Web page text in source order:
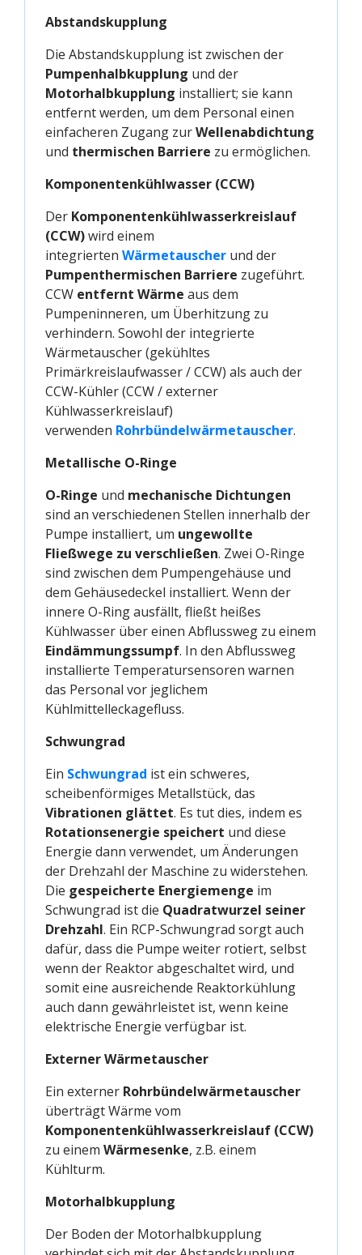
Abstandskupplung
Die Abstandskupplung ist zwischen der
Pumpenhalbkupplung und der
Motorhalbkupplung installiert; sie kann
entfernt werden, um dem Personal einen
einfacheren Zugang zurWellenabdichtung
und thermischen Barriere zu ermöglichen.
Komponentenkühlwasser (CCW)
Der Komponentenkühlwasserkreislauf
(CCW)wird einem
integrierten Wärmetauscher und der
Pumpenthermischen Barriere zugeführt.
CCW entfernt Wärme aus dem
Pumpeninneren, um Überhitzung zu
verhindern. Sowohl der integrierte
Wärmetauscher (gekühltes
Primärkreislaufwasser / CCW) als auch der
CCW-Kühler (CCW / externer
Kühlwasserkreislauf)
verwenden Rohrbündelwärmetauscher.
Metallische O-Ringe
O-Ringe und mechanische Dichtungen
sind an verschiedenen Stellen innerhalb der
Pumpe installiert, um ungewollte
Fließwege zu verschließen. Zwei O-Ringe
sind zwischen dem Pumpengehäuse und
dem Gehäusedeckel installiert. Wenn der
innere O-Ring ausfällt, fließt heißes
Kühlwasser über einen Abflussweg zu einem
Eindämmungssumpf. In den Abflussweg
installierte Temperatursensoren warnen
das Personal vor jeglichem
Kühlmittelleckagefluss.
Schwungrad
Ein Schwungrad ist ein schweres,
scheibenförmiges Metallstück, das
Vibrationen glättet. Es tut dies, indem es
Rotationsenergie speichert und diese
Energie dann verwendet, um Änderungen
der Drehzahl der Maschine zu widerstehen.
Die gespeicherte Energiemenge im
Schwungrad ist die Quadratwurzel seiner
Drehzahl. Ein RCP-Schwungrad sorgt auch
dafür, dass die Pumpe weiter rotiert, selbst
wenn der Reaktor abgeschaltet wird, und
somit eine ausreichende Reaktorkühlung
auch dann gewährleistet ist, wenn keine
elektrische Energie verfügbar ist.
Externer Wärmetauscher
Ein externer Rohrbündelwärmetauscher
überträgt Wärme vom
Komponentenkühlwasserkreislauf (CCW)
zu einem Wärmesenke, z.B. einem
Kühlturm.
Motorhalbkupplung
Der Boden der Motorhalbkupplung